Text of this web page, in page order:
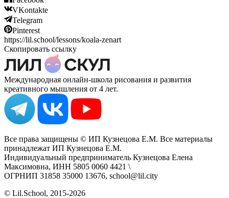
VKontakte
Telegram
Pinterest
https://lil.school/lessons/koala-zenart
Скопировать ссылку
Международная онлайн-школа рисования и развития
креативного мышления от 4 лет.
Все права защищены © ИП Кузнецова Е.М. Все материалы
принадлежат ИП Кузнецова Е.М.
Индивидуальный предприниматель Кузнецова Елена
Максимовна, ИНН 5805 0060 4421 \
ОГРНИП 31858 35000 13676, school@lil.city
© Lil.School, 2015‐2026